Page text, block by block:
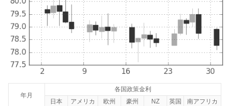
年月
各国政策金利
日本
アメリカ 欧州 豪州 NZ 英国
南アフリカ